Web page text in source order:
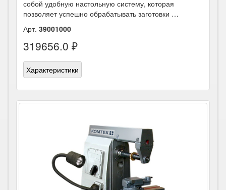
собой удобную настольную систему, которая
позволяет успешно обрабатывать заготовки …
Арт. 39001000
319656.0 ₽
Характеристики